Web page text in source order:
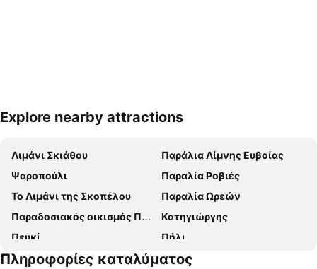
Ανάπτυξη χάρτη
Explore nearby attractions
Λιμάνι Σκιάθου
Παράλια Λίμνης Ευβοίας
Ψαροπούλι
Παραλία Ροβιές
Το Λιμάνι της Σκοπέλου
Παραλία Ωρεών
Παραδοσιακός οικισμός Παλαιό Τρίκερι-Παναγία
Κατηγιώργης
Πευκί
Πήλι
Χόρτο
Αγκάλη
Πληροφορίες καταλύματος